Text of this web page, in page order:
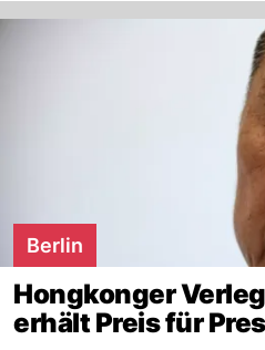
Berlin
Hongkonger
erhält Preis für